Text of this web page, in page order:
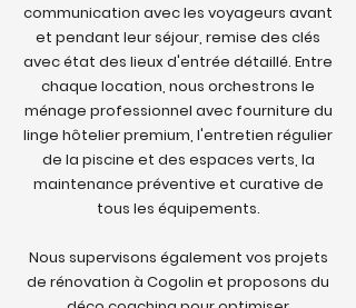
communication avec les voyageurs avant
et pendant leur séjour, remise des clés
avec état des lieux d'entrée détaillé. Entre
chaque location, nous orchestrons le
ménage professionnel avec fourniture du
linge hôtelier premium, l'entretien régulier
de la piscine et des espaces verts, la
maintenance préventive et curative de
tous les équipements.
Nous supervisons également vos projets
de rénovation à Cogolin et proposons du